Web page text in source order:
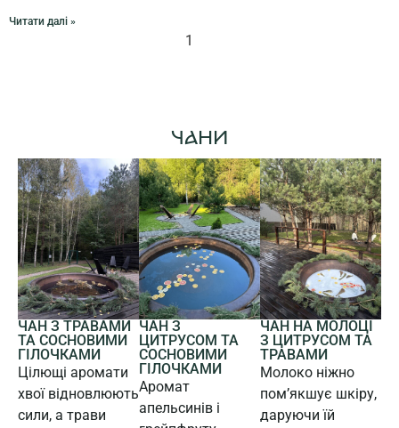
Читати далі »
1
ЧАНИ
ЧАН З ТРАВАМИ
ТА СОСНОВИМИ
ГІЛОЧКАМИ
Цілющі аромати
хвої відновлюють
сили, а трави
ЧАН З
ЦИТРУСОМ ТА
СОСНОВИМИ
ГІЛОЧКАМИ
Аромат
апельсинів і
ЧАН НА МОЛОЦІ
З ЦИТРУСОМ ТА
ТРАВАМИ
Молоко ніжно
пом’якшує шкіру,
даруючи їй